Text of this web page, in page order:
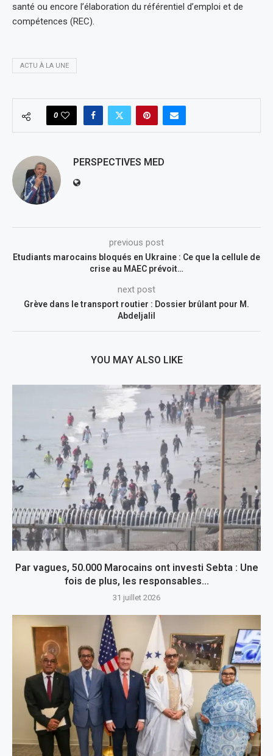
santé ou encore l’élaboration du référentiel d’emploi et de
compétences (REC).
ACTU À LA UNE
0
PERSPECTIVES MED
previous post
Etudiants marocains bloqués en Ukraine : Ce que la cellule de
crise au MAEC prévoit…
next post
Grève dans le transport routier : Dossier brûlant pour M.
Abdeljalil
YOU MAY ALSO LIKE
Par vagues, 50.000 Marocains ont investi Sebta : Une
fois de plus, les responsables...
31 juillet 2026